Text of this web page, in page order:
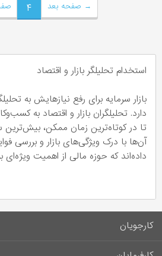
۴ صفحه بعد →
استخدام تحلیلگر بازار و اقتصاد
بازار سرمایه برای رفع نیازهایش به
دارد. تحلیلگران بازار و اقتصاد به
تا در کوتاه‌ترین زمان ممکن، بیش‌ترین
آن‌ها با درک ویژگی‌های بازار و بررسی
داده‌اند که حوزه مالی از اهمیت ویژه‌ای
تحلیلگر بازار و اقتصاد با درک درستی که
کمک می‌کند تا در بازار ملی هوشمندانه
کارجویان
سوالات متداول کارجویان